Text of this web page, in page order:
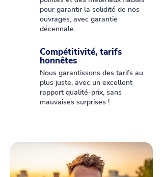
pour garantir la solidité de nos
ouvrages, avec garantie
décennale.
Compétitivité, tarifs
honnêtes
Nous garantissons des tarifs au
plus juste, avec un excellent
rapport qualité-prix, sans
mauvaises surprises !